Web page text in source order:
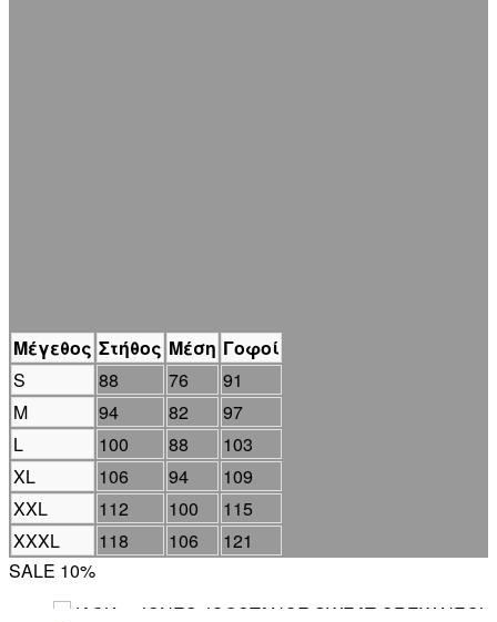
Μέγεθος Στήθος Μέση Γοφοί
S
88 76
91
M
94 82
97
L
100 88
103
XL
106 94
109
XXL
112 100
115
XXXL
118 106
121
SALE 10%